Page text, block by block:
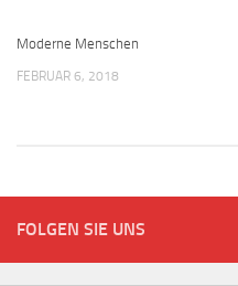
Moderne Menschen
FEBRUAR 6, 2018
FOLGEN SIE UNS